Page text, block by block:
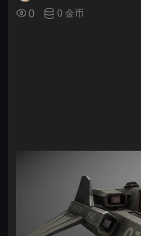
0
0 金币